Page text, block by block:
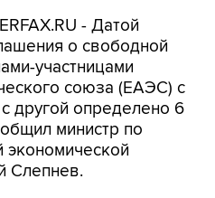
- Датой
о свободной
участницами
союза (ЕАЭС) с
другой определено 6
министр по
экономической
Слепнев.